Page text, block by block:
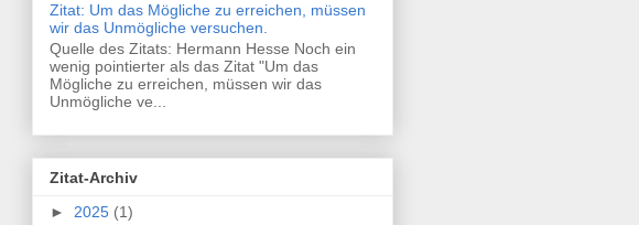
Zitat: Um das Mögliche zu erreichen, müssen
wir das Unmögliche versuchen.
Quelle des Zitats: Hermann Hesse Noch ein
wenig pointierter als das Zitat "Um das
Mögliche zu erreichen, müssen wir das
Unmögliche ve...
Zitat-Archiv
► 2025 (1)